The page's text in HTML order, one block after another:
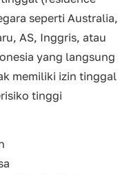
seperti Australia,
AS, Inggris, atau
yang langsung
memiliki izin tinggal
tinggi